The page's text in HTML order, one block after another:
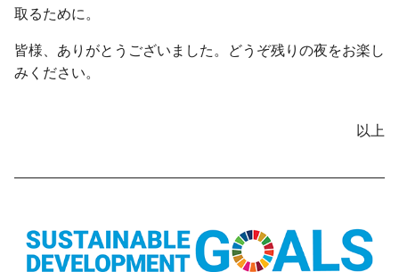
取るために。
皆様、ありがとうございました。どうぞ残りの夜をお楽し
みください。
以上